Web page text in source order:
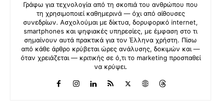
Γράφω για τεχνολογία από τη σκοπιά του ανθρώπου που
τη χρησιμοποιεί καθημερινά — όχι από αίθουσες
συνεδρίων. Ασχολούμαι με δίκτυα, δορυφορικό internet,
smartphones και ψηφιακές υπηρεσίες, με έμφαση στο τι
σημαίνουν αυτά πρακτικά για τον Έλληνα χρήστη. Πίσω
από κάθε άρθρο κρύβεται ώρες ανάλυσης, δοκιμών και —
όταν χρειάζεται — κριτικής σε ό,τι το marketing προσπαθεί
να κρύψει.